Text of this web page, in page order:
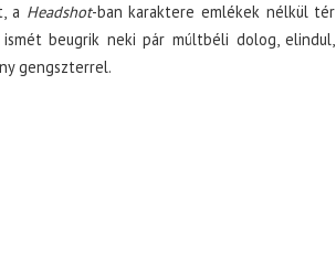
a Headshot-ban karaktere emlékek nélkül tér
ismét beugrik neki pár múltbéli dolog, elindul,
gengszterrel.